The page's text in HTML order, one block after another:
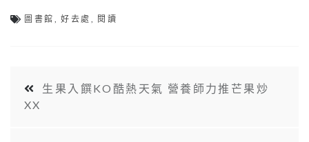
圖書館 ,好去處 閱讀
生果入饌KO酷熱天氣 營養師力推芒果炒
XX